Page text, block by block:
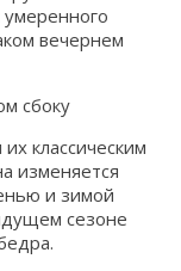
вечернем
сбоку
классическим
изменяется
и зимой
сезоне